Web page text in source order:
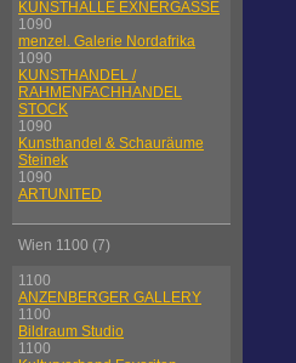
KUNSTHALLE EXNERGASSE
1090
menzel. Galerie Nordafrika
1090
KUNSTHANDEL /
RAHMENFACHHANDEL
STOCK
1090
Kunsthandel & Schauräume
Steinek
1090
ARTUNITED
Wien 1100 (7)
1100
ANZENBERGER GALLERY
1100
Bildraum Studio
1100